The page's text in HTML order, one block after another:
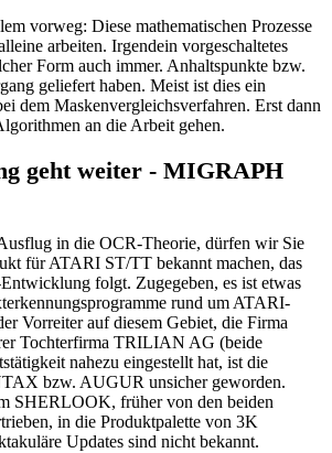
vorweg: Diese mathematischen Prozesse
arbeiten. Irgendein vorgeschaltetes
Form auch immer. Anhaltspunkte bzw.
geliefert haben. Meist ist dies ein
dem Maskenvergleichsverfahren. Erst dann
an die Arbeit gehen.
geht weiter - MIGRAPH
in die OCR-Theorie, dürfen wir Sie
für ATARI ST/TT bekannt machen, das
folgt. Zugegeben, es ist etwas
rund um ATARI-
Vorreiter auf diesem Gebiet, die Firma
Tochterfirma TRILIAN AG (beide
nahezu eingestellt hat, ist die
bzw. AUGUR unsicher geworden.
SHERLOOK, früher von den beiden
in die Produktpalette von 3K
Updates sind nicht bekannt.